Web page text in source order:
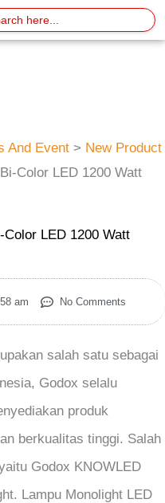
And Event > New Product
Color LED 1200 Watt
LED 1200 Watt
am No Comments
salah satu sebagai
Godox selalu
produk
berkualitas tinggi. Salah
Godox KNOWLED
Lampu Monolight LED